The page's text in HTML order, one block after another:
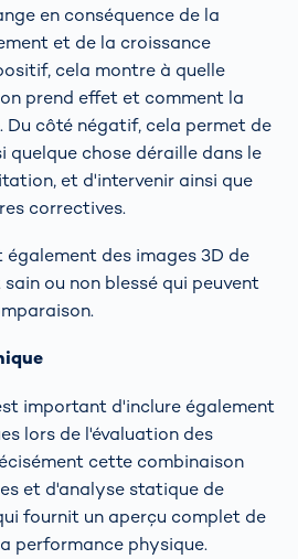
en conséquence de la
et de la croissance
cela montre à quelle
prend effet et comment la
Du côté négatif, cela permet de
quelque chose déraille dans le
et d'intervenir ainsi que
correctives.
des images 3D de
ou non blessé qui peuvent
important d'inclure également
lors de l'évaluation des
cette combinaison
et d'analyse statique de
fournit un aperçu complet de
performance physique.